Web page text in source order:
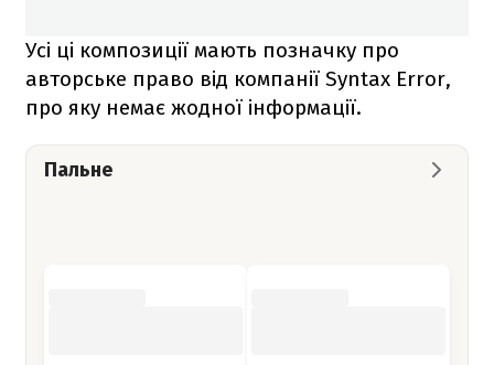
Усі ці композиції мають позначку про
авторське право від компанії Syntax Error,
про яку немає жодної інформації.
Пальне